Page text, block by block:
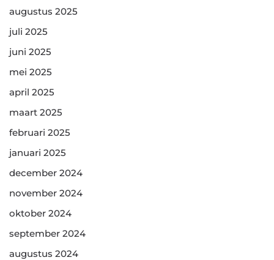
augustus 2025
juli 2025
juni 2025
mei 2025
april 2025
maart 2025
februari 2025
januari 2025
december 2024
november 2024
oktober 2024
september 2024
augustus 2024